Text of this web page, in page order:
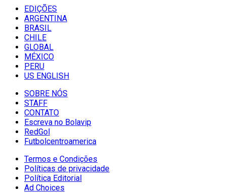
EDIÇÕES
ARGENTINA
BRASIL
CHILE
GLOBAL
MÉXICO
PERU
US ENGLISH
SOBRE NÓS
STAFF
CONTATO
Escreva no Bolavip
RedGol
Futbolcentroamerica
Termos e Condições
Políticas de privacidade
Política Editorial
Ad Choices